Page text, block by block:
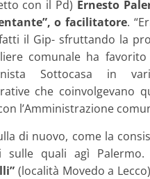
con il Pd) Ernesto
o facilitatore.
il Gip- sfruttando la
comunale ha favorito
Sottocasa in
che coinvolgevano
l’Amministrazione
di nuovo, come la
sulle quali agì Palermo.
(località Movedo a